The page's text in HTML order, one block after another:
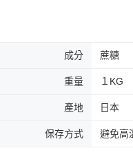
成分 蔗糖
重量 １KG
產地 日本
保存方式 避免高